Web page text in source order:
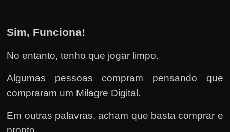
Sim, Funciona!
No entanto, tenho que jogar limpo.
Algumas pessoas compram pensando que
compraram um Milagre Digital.
Em outras palavras, acham que basta comprar e